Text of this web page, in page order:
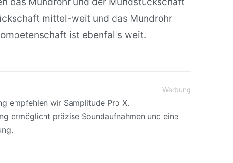
mittel-weit und das Mundrohr
ist ebenfalls weit.
Werbung
empfehlen wir Samplitude Pro X.
ermöglicht präzise Soundaufnahmen und eine